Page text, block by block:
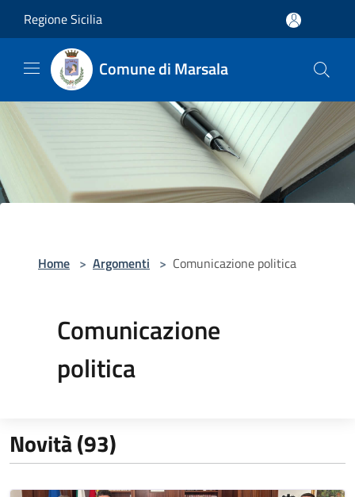
Regione Sicilia
Comune di Marsala
Home > Argomenti > Comunicazione politica
Comunicazione
politica
Novità (93)